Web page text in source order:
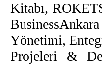
Kitabı,
Yönetimi,
Projeleri &